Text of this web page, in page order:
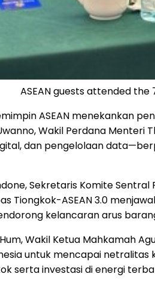
ASEAN guests attended
ASEAN menekankan
Wakil Perdana
dan pengelolaan
Sekretaris Komite
Tiongkok-ASEAN 3.0
kelancaran arus
Wakil Ketua Mahkamah
untuk mencapai netralitas
serta investasi di energi